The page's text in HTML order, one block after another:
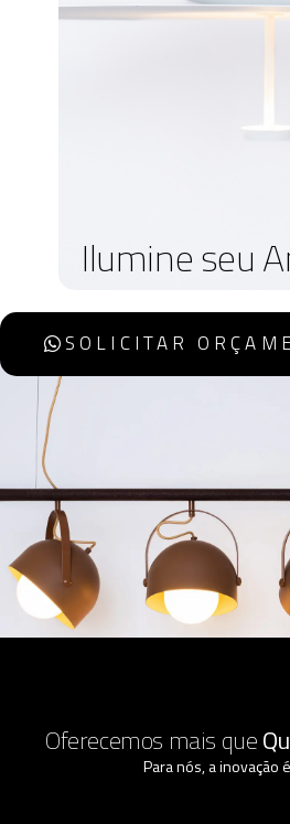
Ilumine seu
SOLICITAR
Oferecemos mais que
Para nós, a inovação